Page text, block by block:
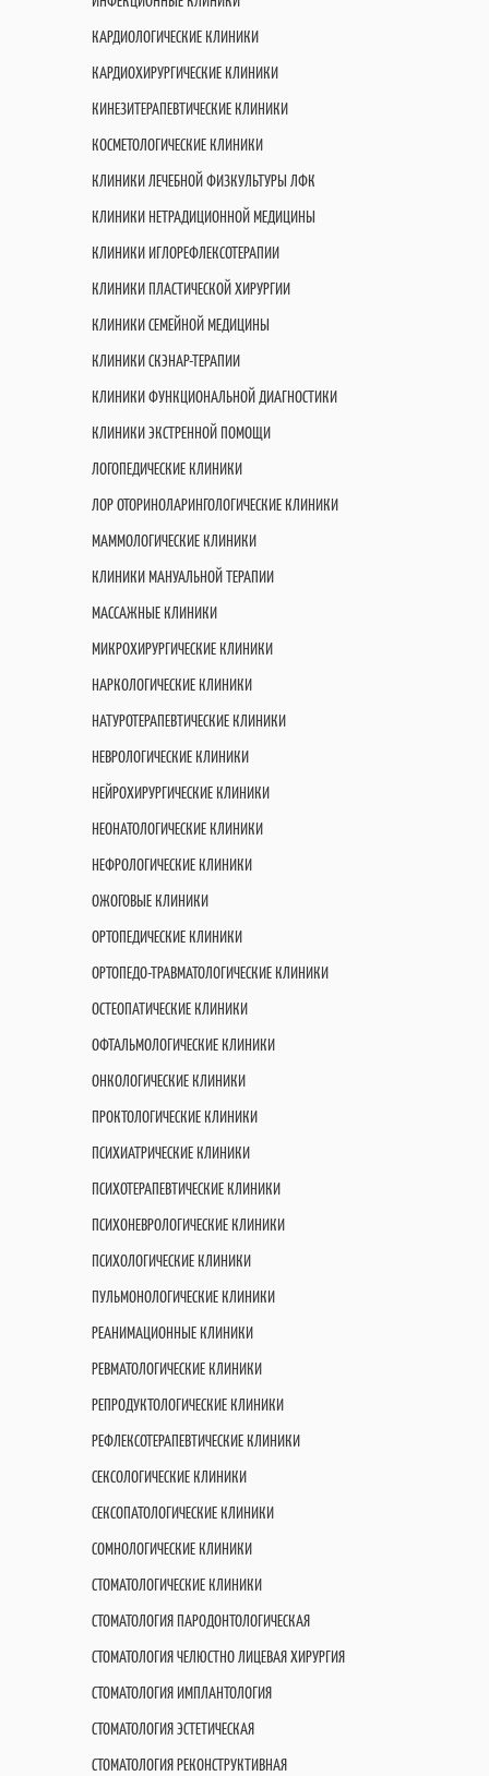
КАРДИОЛОГИЧЕСКИЕ КЛИНИКИ
КАРДИОХИРУРГИЧЕСКИЕ КЛИНИКИ
КИНЕЗИТЕРАПЕВТИЧЕСКИЕ КЛИНИКИ
КОСМЕТОЛОГИЧЕСКИЕ КЛИНИКИ
КЛИНИКИ ЛЕЧЕБНОЙ ФИЗКУЛЬТУРЫ ЛФК
КЛИНИКИ НЕТРАДИЦИОННОЙ МЕДИЦИНЫ
КЛИНИКИ ИГЛОРЕФЛЕКСОТЕРАПИИ
КЛИНИКИ ПЛАСТИЧЕСКОЙ ХИРУРГИИ
КЛИНИКИ СЕМЕЙНОЙ МЕДИЦИНЫ
КЛИНИКИ СКЭНАР-ТЕРАПИИ
КЛИНИКИ ФУНКЦИОНАЛЬНОЙ ДИАГНОСТИКИ
КЛИНИКИ ЭКСТРЕННОЙ ПОМОЩИ
ЛОГОПЕДИЧЕСКИЕ КЛИНИКИ
ЛОР ОТОРИНОЛАРИНГОЛОГИЧЕСКИЕ КЛИНИКИ
МАММОЛОГИЧЕСКИЕ КЛИНИКИ
КЛИНИКИ МАНУАЛЬНОЙ ТЕРАПИИ
МАССАЖНЫЕ КЛИНИКИ
МИКРОХИРУРГИЧЕСКИЕ КЛИНИКИ
НАРКОЛОГИЧЕСКИЕ КЛИНИКИ
НАТУРОТЕРАПЕВТИЧЕСКИЕ КЛИНИКИ
НЕВРОЛОГИЧЕСКИЕ КЛИНИКИ
НЕЙРОХИРУРГИЧЕСКИЕ КЛИНИКИ
НЕОНАТОЛОГИЧЕСКИЕ КЛИНИКИ
НЕФРОЛОГИЧЕСКИЕ КЛИНИКИ
ОЖОГОВЫЕ КЛИНИКИ
ОРТОПЕДИЧЕСКИЕ КЛИНИКИ
ОРТОПЕДО-ТРАВМАТОЛОГИЧЕСКИЕ КЛИНИКИ
ОСТЕОПАТИЧЕСКИЕ КЛИНИКИ
ОФТАЛЬМОЛОГИЧЕСКИЕ КЛИНИКИ
ОНКОЛОГИЧЕСКИЕ КЛИНИКИ
ПРОКТОЛОГИЧЕСКИЕ КЛИНИКИ
ПСИХИАТРИЧЕСКИЕ КЛИНИКИ
ПСИХОТЕРАПЕВТИЧЕСКИЕ КЛИНИКИ
ПСИХОНЕВРОЛОГИЧЕСКИЕ КЛИНИКИ
ПСИХОЛОГИЧЕСКИЕ КЛИНИКИ
ПУЛЬМОНОЛОГИЧЕСКИЕ КЛИНИКИ
РЕАНИМАЦИОННЫЕ КЛИНИКИ
РЕВМАТОЛОГИЧЕСКИЕ КЛИНИКИ
РЕПРОДУКТОЛОГИЧЕСКИЕ КЛИНИКИ
РЕФЛЕКСОТЕРАПЕВТИЧЕСКИЕ КЛИНИКИ
СЕКСОЛОГИЧЕСКИЕ КЛИНИКИ
СЕКСОПАТОЛОГИЧЕСКИЕ КЛИНИКИ
СОМНОЛОГИЧЕСКИЕ КЛИНИКИ
СТОМАТОЛОГИЧЕСКИЕ КЛИНИКИ
СТОМАТОЛОГИЯ ПАРОДОНТОЛОГИЧЕСКАЯ
СТОМАТОЛОГИЯ ЧЕЛЮСТНО ЛИЦЕВАЯ ХИРУРГИЯ
СТОМАТОЛОГИЯ ИМПЛАНТОЛОГИЯ
СТОМАТОЛОГИЯ ЭСТЕТИЧЕСКАЯ
СТОМАТОЛОГИЯ РЕКОНСТРУКТИВНАЯ